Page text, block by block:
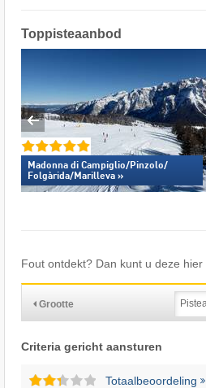
Toppisteaanbod
Madonna di Campiglio/​Pinzolo/​
Folgàrida/​Marilleva »
Fout ontdekt? Dan kunt u deze hier
Grootte
Criteria gericht aansturen
Totaalbeoordeling